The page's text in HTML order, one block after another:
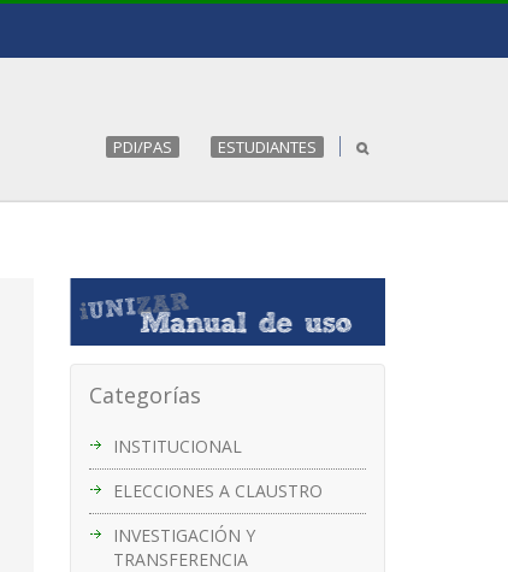
PDI/PAS ESTUDIANTES
Categorías
INSTITUCIONAL
ELECCIONES A CLAUSTRO
INVESTIGACIÓN Y
TRANSFERENCIA